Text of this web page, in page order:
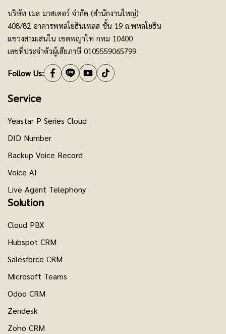
บริษัท เมล มาสเตอร์ จำกัด (สำนักงานใหญ่)
408/82 อาคารพหลโยธินเพลส ชั้น 19 ถ.พหลโยธิน
แขวงสามเสนใน เขตพญาไท กทม 10400
เลขที่ประจำตัวผู้เสียภาษี 0105559065799
Follow Us:
Service
Yeastar P Series Cloud
DID Number
Backup Voice Record
Voice AI
Live Agent Telephony
Solution
Cloud PBX
Hubspot CRM
Salesforce CRM
Microsoft Teams
Odoo CRM
Zendesk
Zoho CRM